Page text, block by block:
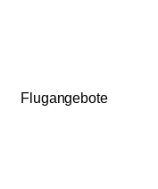
Flugangebote